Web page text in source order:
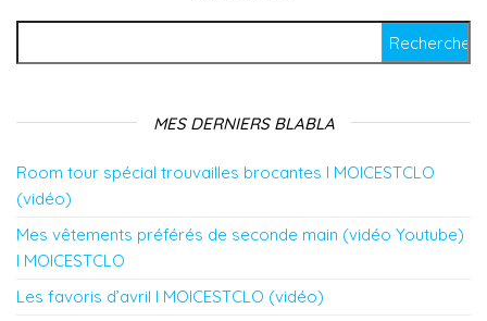
MES DERNIERS BLABLA
Room tour spécial trouvailles brocantes l MOICESTCLO
(vidéo)
Mes vêtements préférés de seconde main (vidéo Youtube)
l MOICESTCLO
Les favoris d’avril l MOICESTCLO (vidéo)